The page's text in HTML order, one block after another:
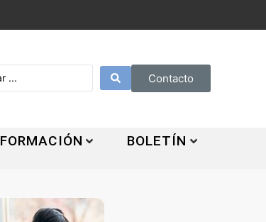
Contacto
FORMACIÓN BOLETÍN